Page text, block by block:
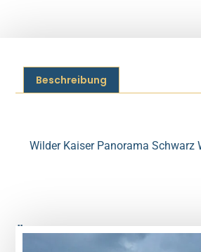
Beschreibung
Wilder Kaiser Panorama Schwarz
Ähnliche Produkte